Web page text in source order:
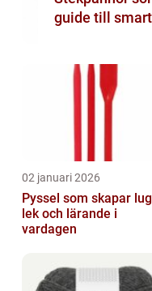
guide till
02 januari 2026
Pyssel som skapar
lek och lärande i
vardagen